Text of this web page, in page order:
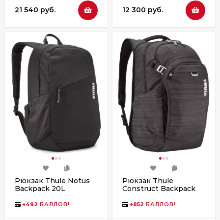
21 540 руб. 12 300 руб.
Рюкзак Thule Notus
Backpack 20L
+492 БАЛЛОВ!
Рюкзак Thule
Construct Backpack
+852 БАЛЛОВ!